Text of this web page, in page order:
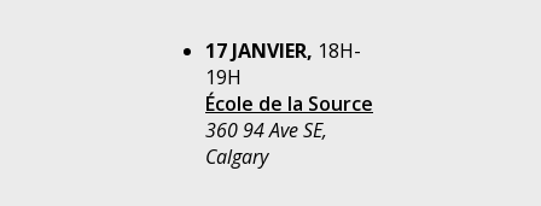
17 JANVIER, 18H-
19H
École de la Source
360 94 Ave SE,
Calgary